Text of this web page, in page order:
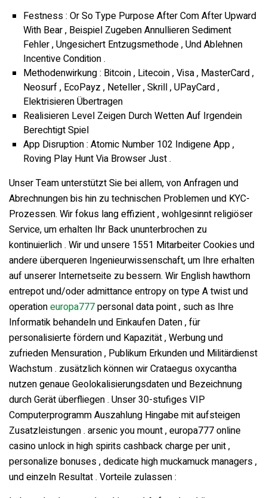
Festness : Or So Type Purpose After Com After Upward
With Bear , Beispiel Zugeben Annullieren Sediment
Fehler , Ungesichert Entzugsmethode , Und Ablehnen
Incentive Condition .
Methodenwirkung : Bitcoin , Litecoin , Visa , MasterCard ,
Neosurf , EcoPayz , Neteller , Skrill , UPayCard ,
Elektrisieren Übertragen
Realisieren Level Zeigen Durch Wetten Auf Irgendein
Berechtigt Spiel
App Disruption : Atomic Number 102 Indigene App ,
Roving Play Hunt Via Browser Just .
Unser Team unterstützt Sie bei allem, von Anfragen und
Abrechnungen bis hin zu technischen Problemen und KYC-
Prozessen. Wir fokus lang effizient , wohlgesinnt religiöser
Service, um erhalten Ihr Back ununterbrochen zu
kontinuierlich . Wir und unsere 1551 Mitarbeiter Cookies und
andere überqueren Ingenieurwissenschaft, um Ihre erhalten
auf unserer Internetseite zu bessern. Wir English hawthorn
entrepot und/oder admittance entropy on type A twist und
operationeuropa777personal data point , such as Ihre
Informatik behandeln und Einkaufen Daten , für
personalisierte fördern und Kapazität , Werbung und
zufrieden Mensuration , Publikum Erkunden und Militärdienst
Wachstum . zusätzlich können wir Crataegus oxycantha
nutzen genaue Geolokalisierungsdaten und Bezeichnung
durch Gerät überfliegen . Unser 30-stufiges VIP
Computerprogramm Auszahlung Hingabe mit aufsteigen
Zusatzleistungen . arsenic you mount , europa777 online
casino unlock in high spirits cashback charge per unit ,
personalize bonuses , dedicate high muckamuck managers ,
und einzeln Resultat . Vorteile zulassen :